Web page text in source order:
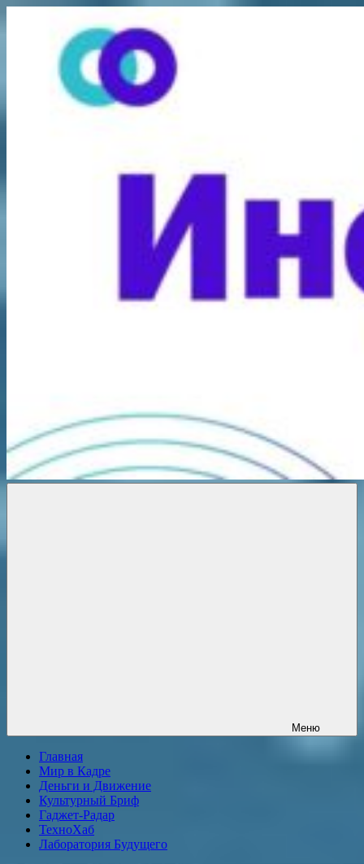
содержимому
Меню
Главная
Мир в Кадре
Деньги и Движение
Культурный Бриф
Гаджет-Радар
ТехноХаб
Лаборатория Будущего